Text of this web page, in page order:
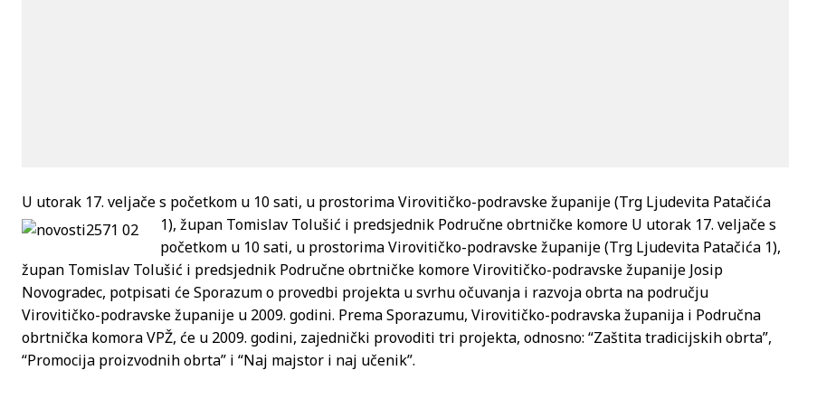
U utorak 17. veljače s početkom u 10 sati, u prostorima Virovitičko-podravske županije (Trg Ljudevita Patačića
1), župan Tomislav Tolušić i predsjednik Područne obrtničke komore U utorak 17. veljače s
početkom u 10 sati, u prostorima Virovitičko-podravske županije (Trg Ljudevita Patačića 1),
župan Tomislav Tolušić i predsjednik Područne obrtničke komore Virovitičko-podravske županije Josip
Novogradec, potpisati će Sporazum o provedbi projekta u svrhu očuvanja i razvoja obrta na području
Virovitičko-podravske županije u 2009. godini. Prema Sporazumu, Virovitičko-podravska županija i Područna
obrtnička komora VPŽ, će u 2009. godini, zajednički provoditi tri projekta, odnosno: “Zaštita tradicijskih obrta”,
“Promocija proizvodnih obrta” i “Naj majstor i naj učenik”.